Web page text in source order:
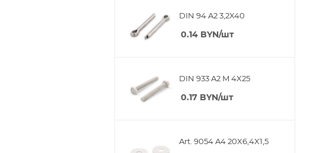
DIN 94 A2 3,2X40
0.14 BYN/шт
DIN 933 A2 M 4X25
0.17 BYN/шт
Art. 9054 A4 20X6,4X1,5